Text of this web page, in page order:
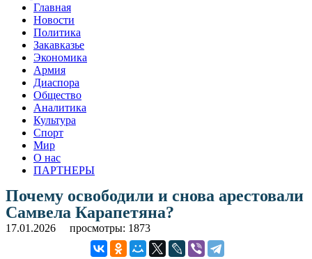
Главная
Новости
Политика
Закавказье
Экономика
Армия
Диаспора
Общество
Аналитика
Культура
Спорт
Мир
О нас
ПАРТНЕРЫ
Почему освободили и снова арестовали
Самвела Карапетяна?
17.01.2026 просмотры: 1873